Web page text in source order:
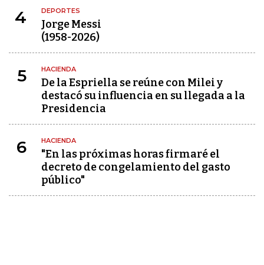
4 DEPORTES
Jorge Messi
(1958-2026)
5 HACIENDA
De la Espriella se reúne con Milei y
destacó su influencia en su llegada a la
Presidencia
6 HACIENDA
"En las próximas horas firmaré el
decreto de congelamiento del gasto
público"